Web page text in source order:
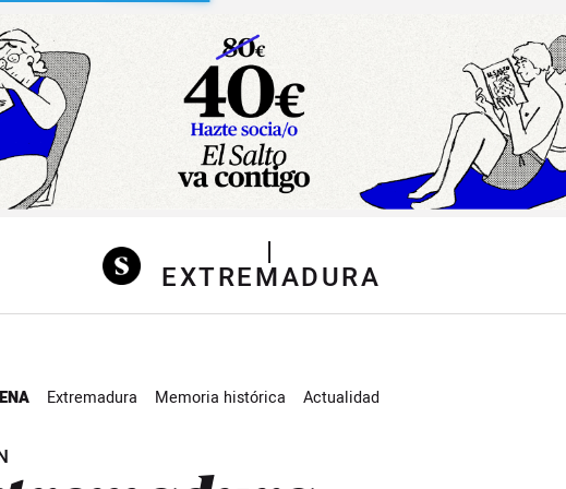
|
EXTREMADURA
Extremadura Memoria histórica Actualidad